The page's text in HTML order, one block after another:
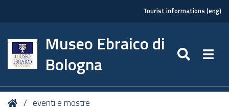
Tourist informations (eng)
Museo Ebraico di
Bologna
Tu Homeeventi e mostre